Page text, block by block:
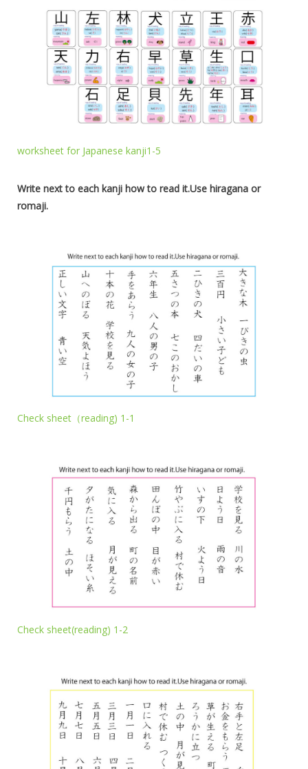
worksheet for Japanese kanji1-5
Write next to each kanji how to read it.Use hiragana or
romaji.
Check sheet（reading) 1-1
Check sheet(reading) 1-2